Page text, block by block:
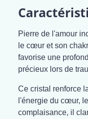
Pierre de l'amour
le cœur et son
favorise une
précieux lors de
Ce cristal renforce
l'énergie du cœur,
complaisance, il